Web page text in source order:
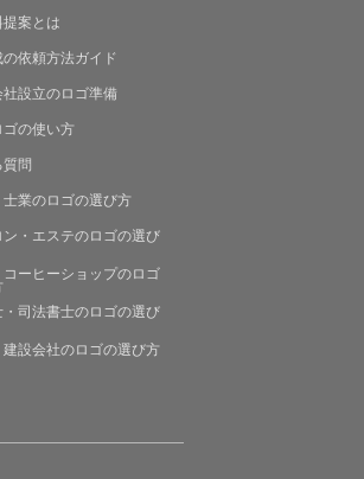
提案とは
の依頼方法ガイド
設立のロゴ準備
ゴの使い方
質問
業のロゴの選び方
ン・エステのロゴの選び
コーヒーショップのロゴ
司法書士のロゴの選び
設会社のロゴの選び方